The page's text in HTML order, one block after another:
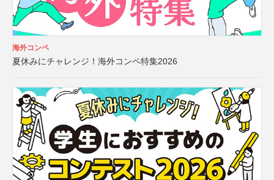
海外コンペ
夏休みにチャレンジ！海外コンペ特集2026